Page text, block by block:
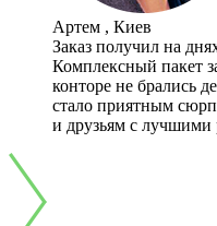
Артем , Киев
Заказ получил на
Комплексный пакет
конторе не брались
стало приятным
и друзьям с